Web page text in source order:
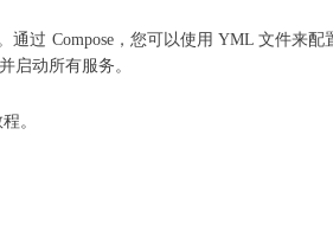
通过 Compose，您可以使用 YML 文件来
启动所有服务。
。